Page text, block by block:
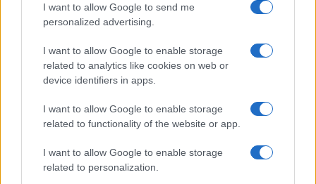
I want to allow Google to send me
personalized advertising.
I want to allow Google to enable storage
related to analytics like cookies on web or
device identifiers in apps.
I want to allow Google to enable storage
related to functionality of the website or app.
I want to allow Google to enable storage
related to personalization.